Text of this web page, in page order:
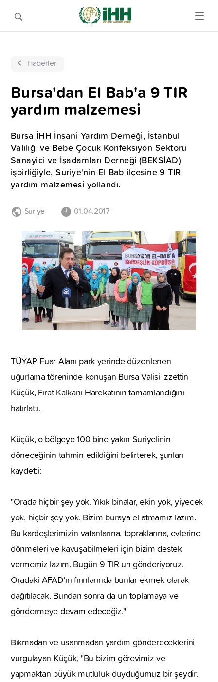
Haberler
Bursa'dan El Bab'a 9 TIR
yardım malzemesi
Bursa İHH İnsani Yardım Derneği, İstanbul
Valiliği ve Bebe Çocuk Konfeksiyon Sektörü
Sanayici ve İşadamları Derneği (BEKSİAD)
işbirliğiyle, Suriye'nin El Bab ilçesine 9 TIR
yardım malzemesi yollandı.
Suriye 01.04.2017
TÜYAP Fuar Alanı park yerinde düzenlenen
uğurlama töreninde konuşan Bursa Valisi İzzettin
Küçük, Fırat Kalkanı Harekatının tamamlandığını
hatırlattı.
Küçük, o bölgeye 100 bine yakın Suriyelinin
döneceğinin tahmin edildiğini belirterek, şunları
kaydetti:
"Orada hiçbir şey yok. Yıkık binalar, ekin yok, yiyecek
yok, hiçbir şey yok. Bizim buraya el atmamız lazım.
Bu kardeşlerimizin vatanlarına, topraklarına, evlerine
dönmeleri ve kavuşabilmeleri için bizim destek
vermemiz lazım. Bugün 9 TIR un gönderiyoruz.
Oradaki AFAD'ın fırınlarında bunlar ekmek olarak
dağıtılacak. Bundan sonra da un toplamaya ve
göndermeye devam edeceğiz."
Bıkmadan ve usanmadan yardım göndereceklerini
vurgulayan Küçük, "Bu bizim görevimiz ve
yapmaktan büyük mutluluk duyduğumuz bir şeydir.